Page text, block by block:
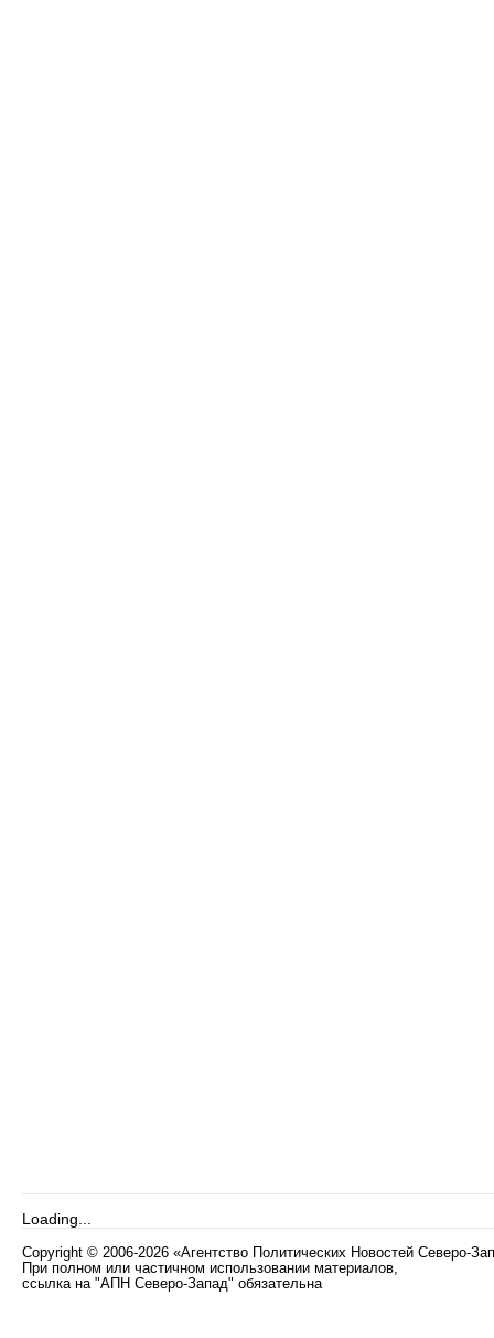
Loading...
Copyright © 2006-2026 «Агентство Политических Новостей Северо-
При полном или частичном использовании материалов,
ссылка на "АПН Северо-Запад" обязательна